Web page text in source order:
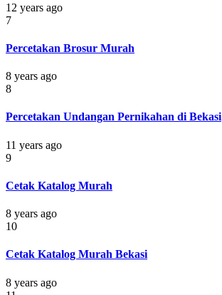
12 years ago
7
Percetakan Brosur Murah
8 years ago
8
Percetakan Undangan Pernikahan di Bekasi
11 years ago
9
Cetak Katalog Murah
8 years ago
10
Cetak Katalog Murah Bekasi
8 years ago